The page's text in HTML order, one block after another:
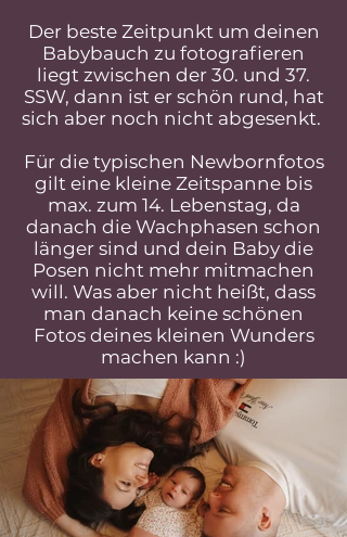
Der beste Zeitpunkt um deinen
Babybauch zu fotografieren
liegt zwischen der 30. und 37.
SSW, dann ist er schön rund, hat
sich aber noch nicht abgesenkt.
Für die typischen Newbornfotos
gilt eine kleine Zeitspanne bis
max. zum 14. Lebenstag, da
danach die Wachphasen schon
länger sind und dein Baby die
Posen nicht mehr mitmachen
will. Was aber nicht heißt, dass
man danach keine schönen
Fotos deines kleinen Wunders
machen kann :)